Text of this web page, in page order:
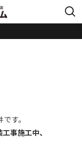
す。
事施工中、